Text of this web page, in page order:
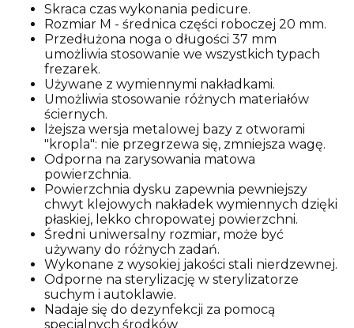
Skraca czas wykonania pedicure.
Rozmiar M - średnica części roboczej 20 mm.
Przedłużona noga o długości 37 mm
umożliwia stosowanie we wszystkich typach
frezarek.
Używane z wymiennymi nakładkami.
Umożliwia stosowanie różnych materiałów
ściernych.
lżejsza wersja metalowej bazy z otworami
"kropla": nie przegrzewa się, zmniejsza wagę.
Odporna na zarysowania matowa
powierzchnia.
Powierzchnia dysku zapewnia pewniejszy
chwyt klejowych nakładek wymiennych dzięki
płaskiej, lekko chropowatej powierzchni.
Średni uniwersalny rozmiar, może być
używany do różnych zadań.
Wykonane z wysokiej jakości stali nierdzewnej.
Odporne na sterylizację w sterylizatorze
suchym i autoklawie.
Nadaje się do dezynfekcji za pomocą
specjalnych środków